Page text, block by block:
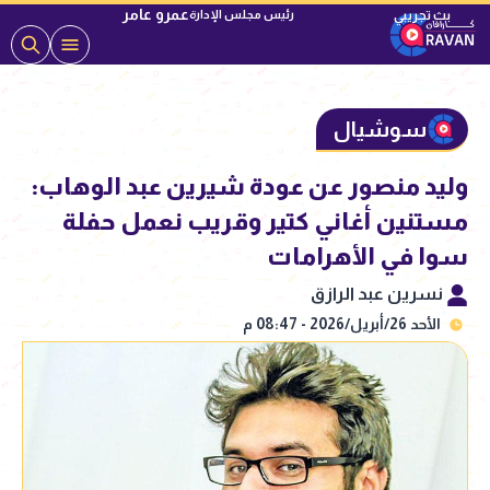
رئيس مجلس الإدارةعمرو عامر
سوشيال
وليد منصور عن عودة شيرين عبد الوهاب:
مستنين أغاني كتير وقريب نعمل حفلة
سوا في الأهرامات
نسرين عبد الرازق
الأحد 26/أبريل/2026 - 08:47 م